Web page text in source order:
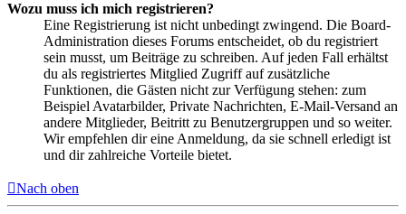
Wozu muss ich mich registrieren?
Eine Registrierung ist nicht unbedingt zwingend. Die Board-
Administration dieses Forums entscheidet, ob du registriert
sein musst, um Beiträge zu schreiben. Auf jeden Fall erhältst
du als registriertes Mitglied Zugriff auf zusätzliche
Funktionen, die Gästen nicht zur Verfügung stehen: zum
Beispiel Avatarbilder, Private Nachrichten, E-Mail-Versand an
andere Mitglieder, Beitritt zu Benutzergruppen und so weiter.
Wir empfehlen dir eine Anmeldung, da sie schnell erledigt ist
und dir zahlreiche Vorteile bietet.
Nach oben